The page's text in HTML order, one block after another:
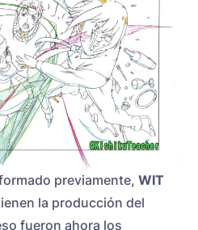
previamente, WIT
la producción del
fueron ahora los